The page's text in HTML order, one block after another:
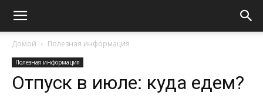
Домой Полезная информация
Полезная информация
Отпуск в июле: куда едем?